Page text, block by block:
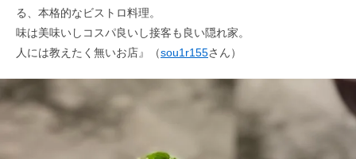
る、本格的なビストロ料理。
味は美味いしコスパ良いし接客も良い隠れ家。
人には教えたく無いお店』（sou1r155さん）